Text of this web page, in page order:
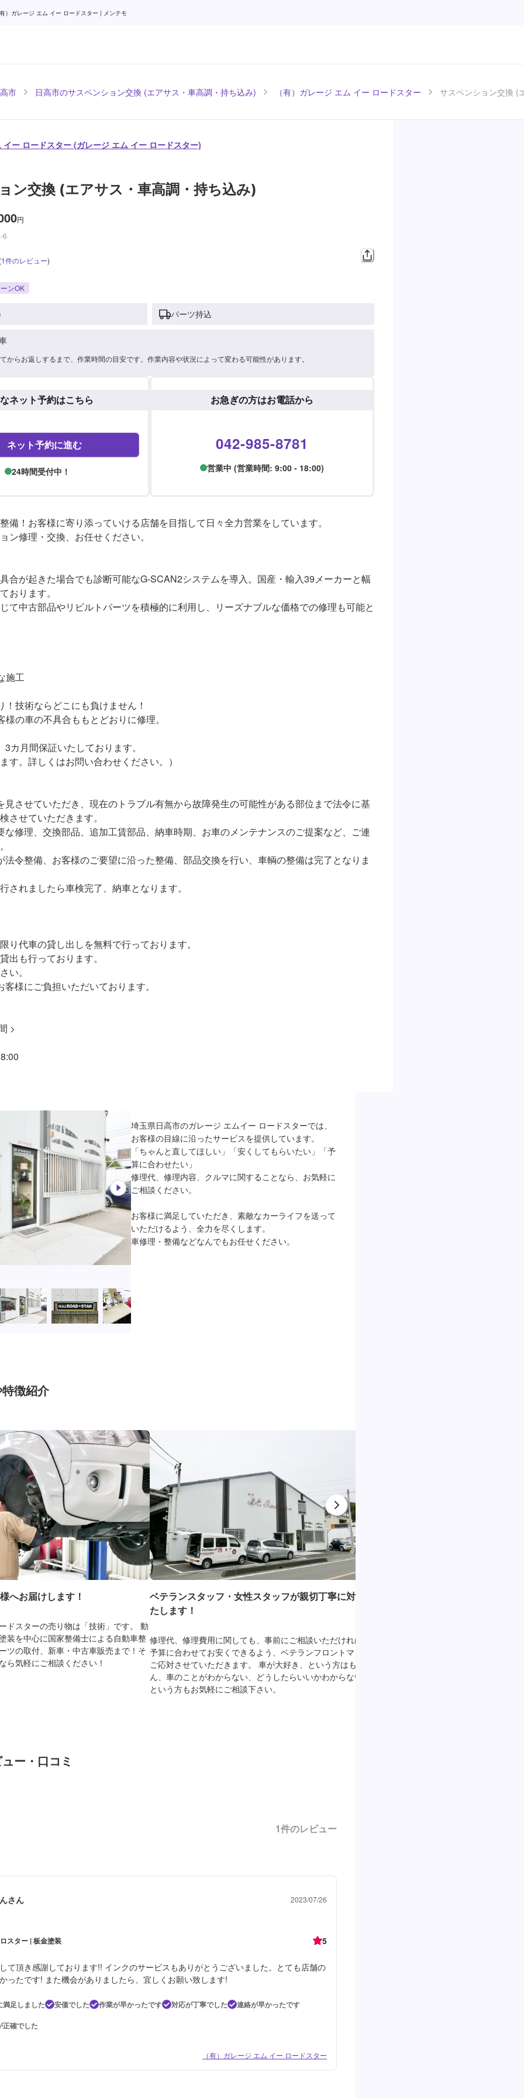
）ガレージ エム イー ロードスター | メンテモ
市 日高市のサスペンション交換 (エアサス・車高調・持ち込み) （有）ガレージ エム イー ロードスター サスペンション交換 (
ー ロードスター (ガレージ エム イー ロードスター)
ン交換 (エアサス・車高調・持ち込み)
円
6
1件のレビュー)
ンOK
パーツ持込
からお返しするまで、作業時間の目安です。作業内容や状況によって変わる可能性があります。
ネット予約はこちら
ネット予約に進む
24時間受付中！
お急ぎの方はお電話から
042-985-8781
営業中 (営業時間: 9:00 - 18:00)
備！お客様に寄り添っていける店舗を目指して日々全力営業をしています。
ン修理・交換、お任せください。
合が起きた場合でも診断可能なG-SCAN2システムを導入。国産・輸入39メーカーと幅
おります。
て中古部品やリビルトパーツを積極的に利用し、リーズナブルな価格での修理も可能と
施工
技術ならどこにも負けません！
の車の不具合ももとどおりに修理。
カ月間保証いたしております。
す。詳しくはお問い合わせください。）
見させていただき、現在のトラブル有無から故障発生の可能性がある部位まで法令に基
させていただきます。
な修理、交換部品、追加工賃部品、納車時期、お車のメンテナンスのご提案など、ご連
法令整備、お客様のご要望に沿った整備、部品交換を行い、車輌の整備は完了となりま
されましたら車検完了、納車となります。
り代車の貸し出しを無料で行っております。
出も行っております。
い。
様にご負担いただいております。
>
埼玉県日高市のガレージ エムイー ロードスターでは、
お客様の目線に沿ったサービスを提供しています。
「ちゃんと直してほしい」「安くしてもらいたい」「予
算に合わせたい」
修理代、修理内容、クルマに関することなら、お気軽に
ご相談ください。
お客様に満足していただき、素敵なカーライフを送って
いただけるよう、全力を尽くします。
車修理・整備などなんでもお任せください。
徴紹介
へお届けします！
ドスターの売り物は「技術」です。 動
装を中心に国家整備士による自動車整
ツの取付、新車・中古車販売まで！そ
ら気軽にご相談ください！
ベテランスタッフ・女性スタッフが親切丁寧に対応い
たします！
修理代、修理費用に関しても、事前にご相談いただければ、
予算に合わせてお安くできるよう、ベテランフロントマンが
ご応対させていただきます。 車が大好き、という方はもちろ
ん、車のことがわからない、どうしたらいいかわからない、
という方もお気軽にご相談下さい。
ー・口コミ
1件のレビュー
さん 2023/07/26
スター | 板金塗装 5
て頂き感謝しております!! インクのサービスもありがとうございました。とても店舗の
ったです! また機会がありましたら、宜しくお願い致します!
満足しました 安価でした 作業が早かったです 対応が丁寧でした
連絡が早かったです
正確でした
（有）ガレージ エム イー ロードスター